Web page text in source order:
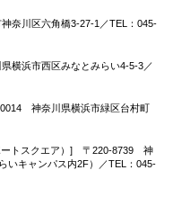
奈川区六角橋3-27-1／TEL：045-
横浜市西区みなとみらい4-5-3／
神奈川県横浜市緑区台村町
ートスクエア）] 〒220-8739 神
いキャンパス内2F）／TEL：045-